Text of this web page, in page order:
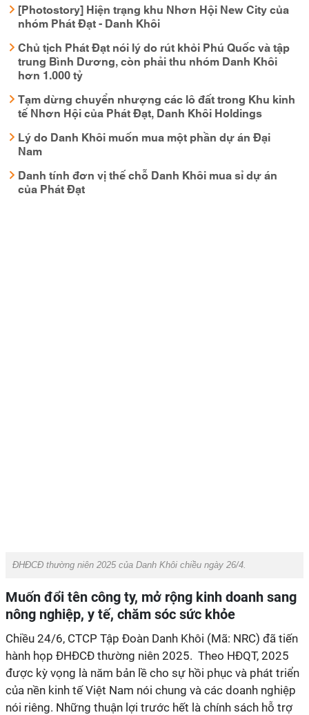
[Photostory] Hiện trạng khu Nhơn Hội New City của
nhóm Phát Đạt - Danh Khôi
Chủ tịch Phát Đạt nói lý do rút khỏi Phú Quốc và tập
trung Bình Dương, còn phải thu nhóm Danh Khôi
hơn 1.000 tỷ
Tạm dừng chuyển nhượng các lô đất trong Khu kinh
tế Nhơn Hội của Phát Đạt, Danh Khôi Holdings
Lý do Danh Khôi muốn mua một phần dự án Đại
Nam
Danh tính đơn vị thế chỗ Danh Khôi mua sỉ dự án
của Phát Đạt
ĐHĐCĐ thường niên 2025 của Danh Khôi chiều ngày 26/4.
Muốn đổi tên công ty, mở rộng kinh doanh sang
nông nghiệp, y tế, chăm sóc sức khỏe
Chiều 24/6, CTCP Tập Đoàn Danh Khôi (Mã: NRC) đã tiến
hành họp ĐHĐCĐ thường niên 2025. Theo HĐQT, 2025
được kỳ vọng là năm bản lề cho sự hồi phục và phát triển
của nền kinh tế Việt Nam nói chung và các doanh nghiệp
nói riêng. Những thuận lợi trước hết là chính sách hỗ trợ